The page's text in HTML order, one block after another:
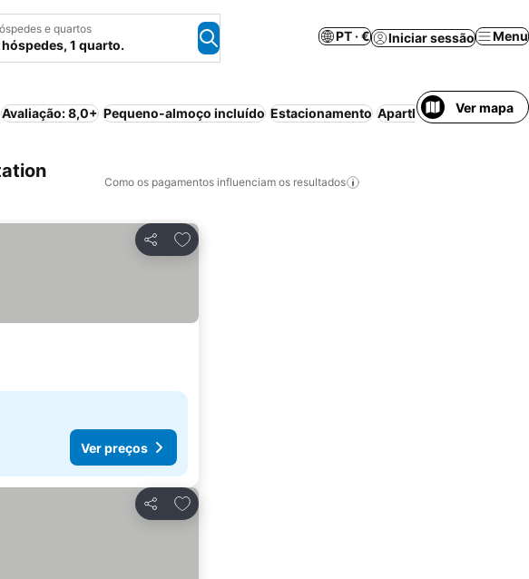
e quartos
1 quarto.
PT · € Iniciar sessão Menu
Avaliação: 8,0+ Pequeno-almoço incluído Estacionamento Aparthotel Ar
Ver mapa
Como os pagamentos influenciam os resultados
Partilhar
Adicionar aos favoritos
Ver preços
Partilhar
Adicionar aos favoritos